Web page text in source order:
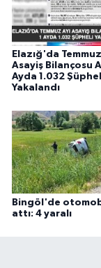
Elazığ'da Temmuz
Asayiş Bilançosu
Ayda 1.032
Yakalandı
Bingöl'de
attı: 4 yaralı